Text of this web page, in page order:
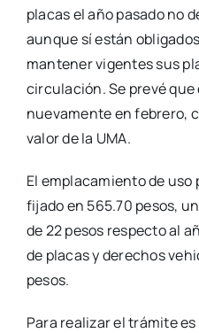
placas el año pasado no
aunque sí están
mantener vigentes sus
circulación. Se prevé
nuevamente en febrero,
valor de la UMA.
El emplacamiento de
fijado en 565.70 pesos,
de 22 pesos respecto al
de placas y derechos
pesos.
Para realizar el trámite